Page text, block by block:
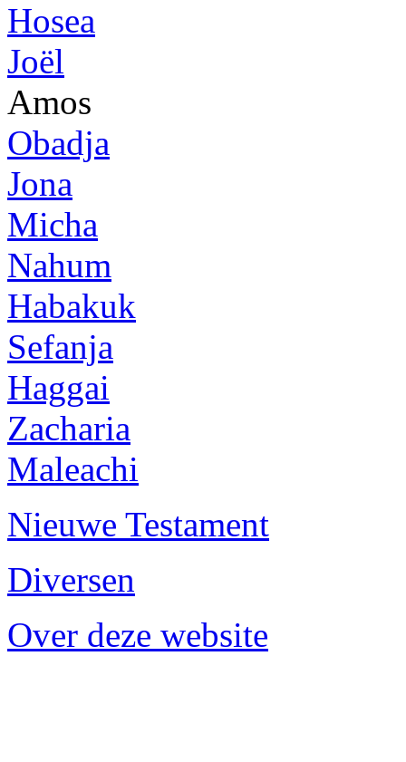
Hosea
Joël
Amos
Obadja
Jona
Micha
Nahum
Habakuk
Sefanja
Haggai
Zacharia
Maleachi
Nieuwe Testament
Diversen
Over deze website